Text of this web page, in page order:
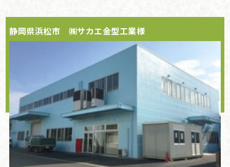
静岡県浜松市 ㈱サカエ金型工業様